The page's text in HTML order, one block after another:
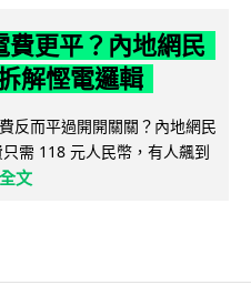
更平？內地網民
解慳電邏輯
反而平過開開關關？內地網民
需 118 元人民幣，有人飆到
文